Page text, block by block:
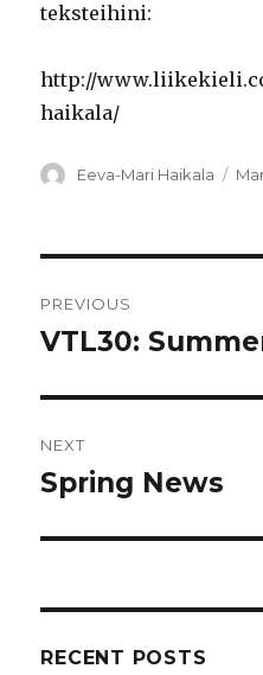
teksteihini:
http://
haikala/
Author
Eeva-Mari Haikala
navigation
PREVIOUS
Previous
VTL30:
NEXT
Next
Spring News
RECENT POSTS